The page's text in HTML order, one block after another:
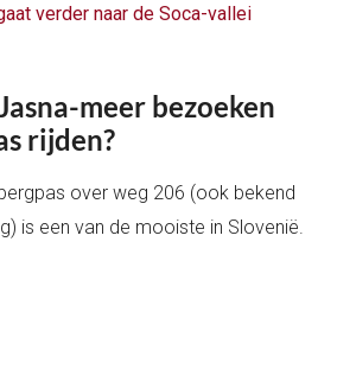
verder naar de Soca-vallei
meer bezoeken
rijden?
over weg 206 (ook bekend
is een van de mooiste in Slovenië.